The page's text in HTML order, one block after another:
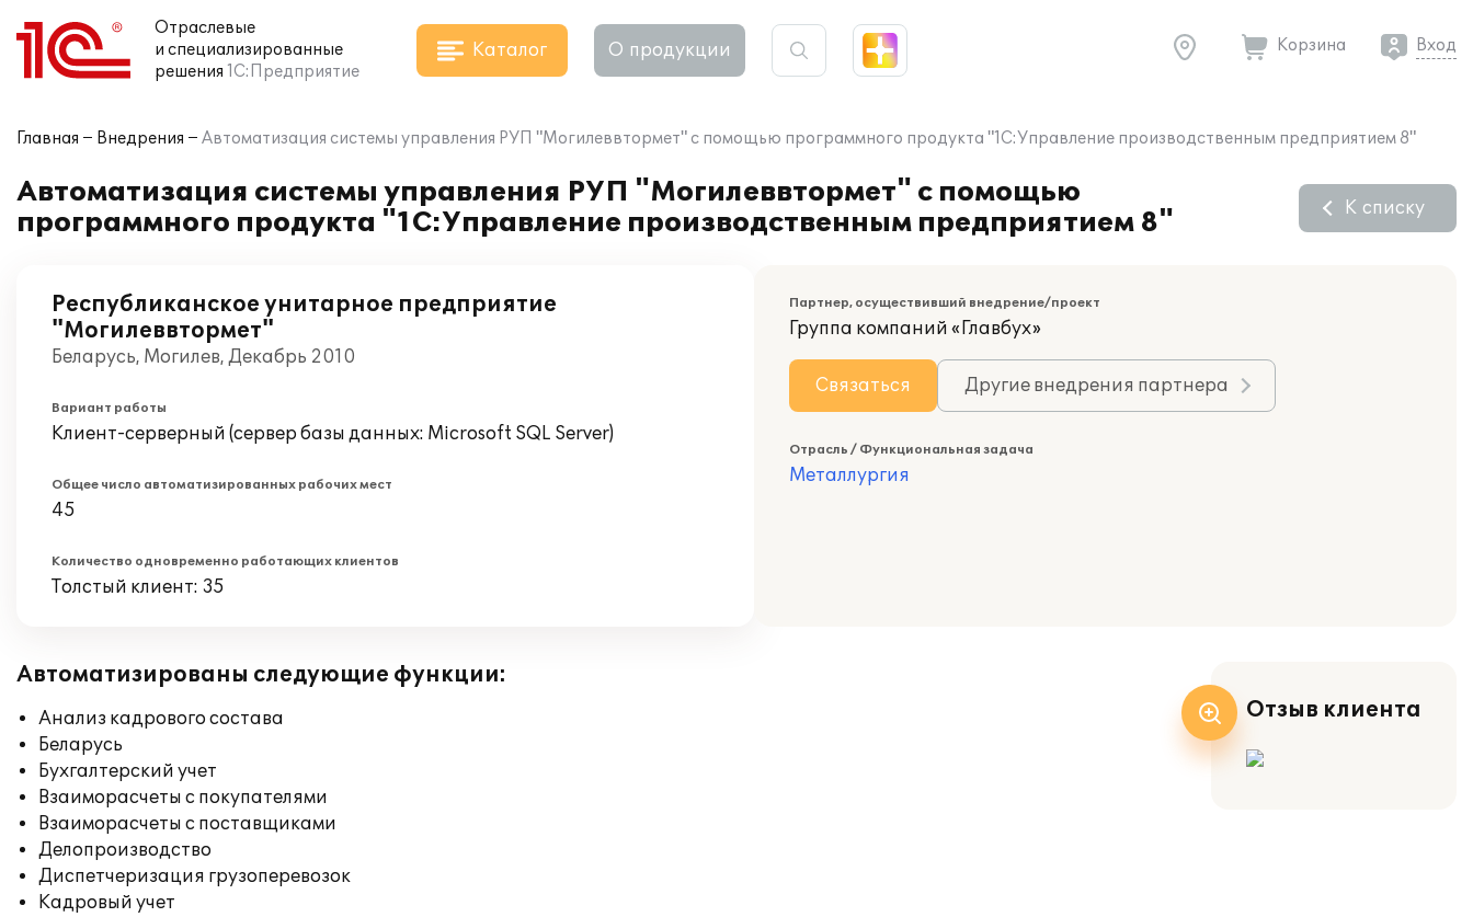
Отраслевые
и специализированные
решения 1С:Предприятие
Каталог О продукции Корзина Вход
Главная Внедрения Автоматизация системы управления РУП "Могилеввтормет" с помощью программного продукта "1С:Управление производственным предприятием 8"
Автоматизация системы управления РУП "Могилеввтормет" с помощью
программного продукта "1С:Управление производственным предприятием 8"
К списку
Республиканское унитарное предприятие
"Могилеввтормет"
Беларусь, Могилев, Декабрь 2010
Вариант работы
Клиент-серверный (сервер базы данных: Microsoft SQL Server)
Общее число автоматизированных рабочих мест
45
Количество одновременно работающих клиентов
Толстый клиент: 35
Партнер, осуществивший внедрение/проект
Группа компаний «Главбух»
Связаться Другие внедрения партнера
Отрасль / Функциональная задача
Металлургия
Автоматизированы следующие функции:
Анализ кадрового состава
Беларусь
Бухгалтерский учет
Взаиморасчеты с покупателями
Взаиморасчеты с поставщиками
Делопроизводство
Диспетчеризация грузоперевозок
Кадровый учет
Отзыв клиента